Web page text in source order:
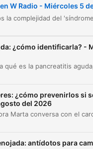
fomentar la
tres claves para la
con límites y
saludables en
W Radio - Miércoles 5
¿cómo identificarla? -
¿cómo prevenirlos si
del 2026
antídotos para